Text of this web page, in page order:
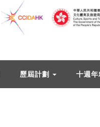
歷屆計劃 十週